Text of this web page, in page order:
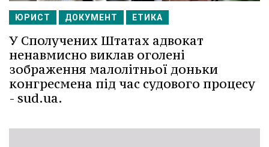
ЮРИСТ ДОКУМЕНТ ЕТИКА
У Сполучених Штатах адвокат
ненавмисно виклав оголені
зображення малолітньої доньки
конгресмена під час судового процесу
- sud.ua.